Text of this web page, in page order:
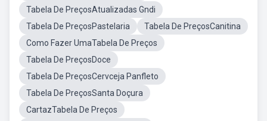
Tabela De PreçosAtualizadas Gndi
Tabela De PreçosPastelaria
Tabela De PreçosCanitina
Como Fazer UmaTabela De Preços
Tabela De PreçosDoce
Tabela De PreçosCervceja Panfleto
Tabela De PreçosSanta Doçura
CartazTabela De Preços